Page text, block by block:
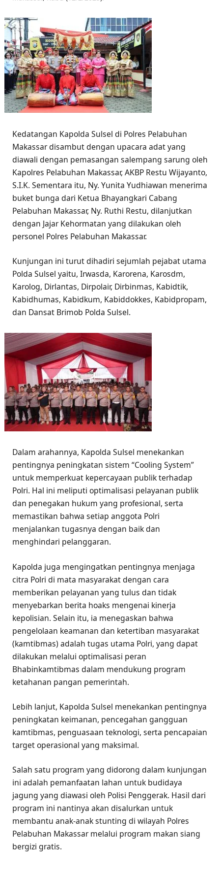
Kedatangan Kapolda Sulsel di Polres Pelabuhan
Makassar disambut dengan upacara adat yang
diawali dengan pemasangan salempang sarung oleh
Kapolres Pelabuhan Makassar, AKBP Restu Wijayanto,
S.I.K. Sementara itu, Ny. Yunita Yudhiawan menerima
buket bunga dari Ketua Bhayangkari Cabang
Pelabuhan Makassar, Ny. Ruthi Restu, dilanjutkan
dengan Jajar Kehormatan yang dilakukan oleh
personel Polres Pelabuhan Makassar.
Kunjungan ini turut dihadiri sejumlah pejabat utama
Polda Sulsel yaitu, Irwasda, Karorena, Karosdm,
Karolog, Dirlantas, Dirpolair, Dirbinmas, Kabidtik,
Kabidhumas, Kabidkum, Kabiddokkes, Kabidpropam,
dan Dansat Brimob Polda Sulsel.
Dalam arahannya, Kapolda Sulsel menekankan
pentingnya peningkatan sistem “Cooling System”
untuk memperkuat kepercayaan publik terhadap
Polri. Hal ini meliputi optimalisasi pelayanan publik
dan penegakan hukum yang profesional, serta
memastikan bahwa setiap anggota Polri
menjalankan tugasnya dengan baik dan
menghindari pelanggaran.
Kapolda juga mengingatkan pentingnya menjaga
citra Polri di mata masyarakat dengan cara
memberikan pelayanan yang tulus dan tidak
menyebarkan berita hoaks mengenai kinerja
kepolisian. Selain itu, ia menegaskan bahwa
pengelolaan keamanan dan ketertiban masyarakat
(kamtibmas) adalah tugas utama Polri, yang dapat
dilakukan melalui optimalisasi peran
Bhabinkamtibmas dalam mendukung program
ketahanan pangan pemerintah.
Lebih lanjut, Kapolda Sulsel menekankan pentingnya
peningkatan keimanan, pencegahan gangguan
kamtibmas, penguasaan teknologi, serta pencapaian
target operasional yang maksimal.
Salah satu program yang didorong dalam kunjungan
ini adalah pemanfaatan lahan untuk budidaya
jagung yang diawasi oleh Polisi Penggerak. Hasil dari
program ini nantinya akan disalurkan untuk
membantu anak-anak stunting di wilayah Polres
Pelabuhan Makassar melalui program makan siang
bergizi gratis.